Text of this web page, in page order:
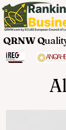
QRNW Q